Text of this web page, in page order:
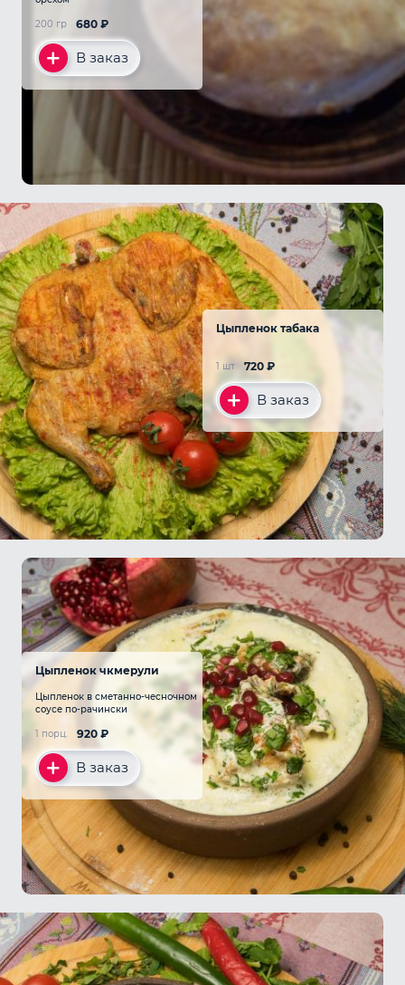
680 ₽
200 гр
В заказ
Цыпленок табака
720 ₽
1 шт
В заказ
Цыпленок чкмерули
Цыпленок в сметанно-чесночном
соусе по-рачински
920 ₽
1 порц.
В заказ